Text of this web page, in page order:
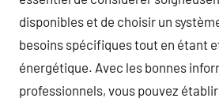
disponibles et de choisir un
besoins spécifiques tout en étant
énergétique. Avec les bonnes
professionnels, vous pouvez